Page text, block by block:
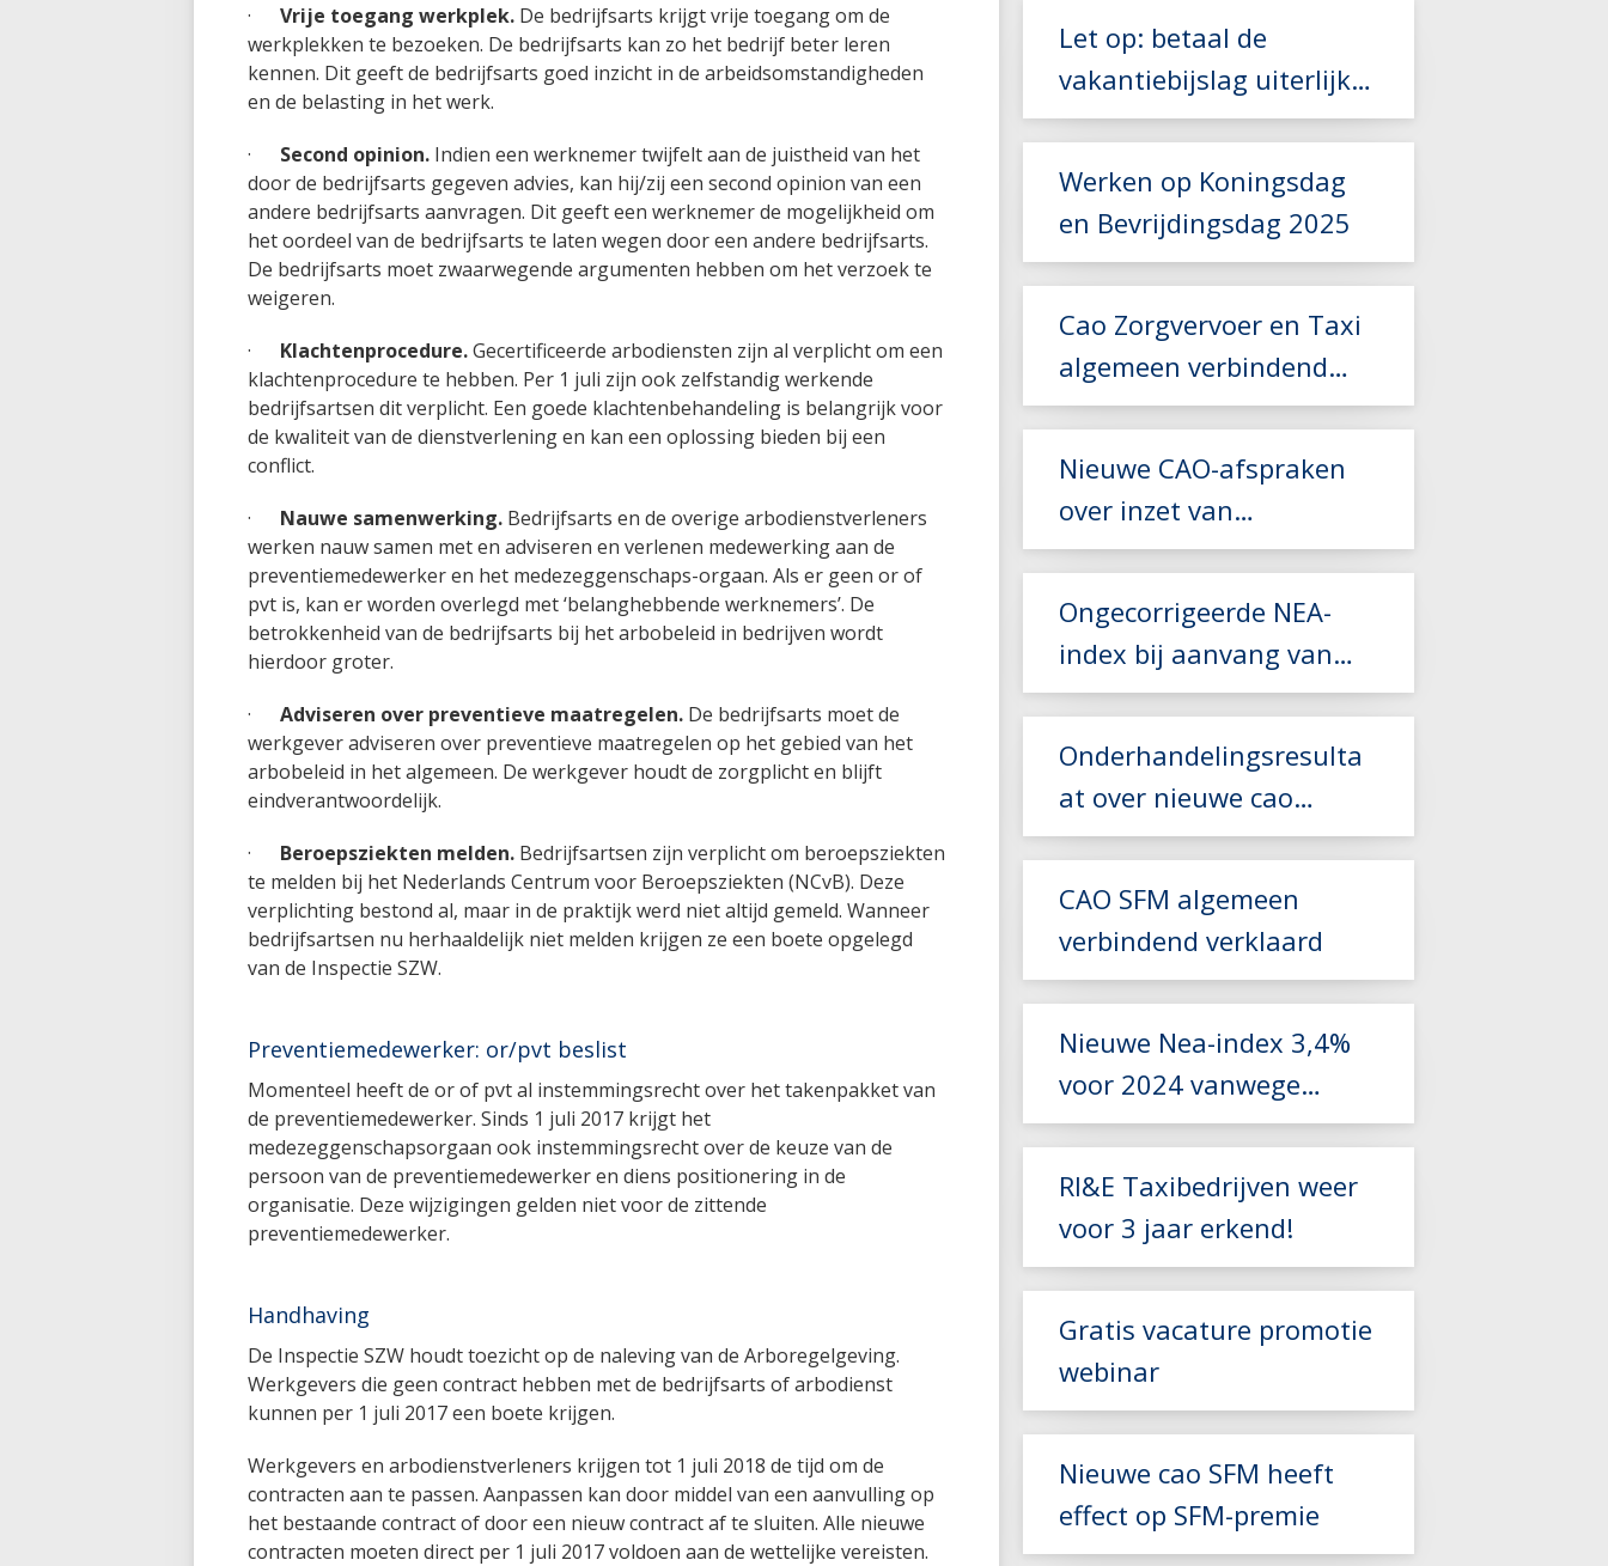
· Vrije toegang werkplek. De bedrijfsarts krijgt vrije toegang om de
werkplekken te bezoeken. De bedrijfsarts kan zo het bedrijf beter leren
kennen. Dit geeft de bedrijfsarts goed inzicht in de arbeidsomstandigheden
en de belasting in het werk.
· Second opinion. Indien een werknemer twijfelt aan de juistheid van het
door de bedrijfsarts gegeven advies, kan hij/zij een second opinion van een
andere bedrijfsarts aanvragen. Dit geeft een werknemer de mogelijkheid om
het oordeel van de bedrijfsarts te laten wegen door een andere bedrijfsarts.
De bedrijfsarts moet zwaarwegende argumenten hebben om het verzoek te
weigeren.
· Klachtenprocedure.Gecertificeerde arbodiensten zijn al verplicht om een
klachtenprocedure te hebben. Per 1 juli zijn ook zelfstandig werkende
bedrijfsartsen dit verplicht. Een goede klachtenbehandeling is belangrijk voor
de kwaliteit van de dienstverlening en kan een oplossing bieden bij een
conflict.
· Nauwe samenwerking. Bedrijfsarts en de overige arbodienstverleners
werken nauw samen met en adviseren en verlenen medewerking aan de
preventiemedewerker en het medezeggenschaps-orgaan. Als er geen or of
pvt is, kan er worden overlegd met ‘belanghebbende werknemers’. De
betrokkenheid van de bedrijfsarts bij het arbobeleid in bedrijven wordt
hierdoor groter.
· Adviseren over preventieve maatregelen. De bedrijfsarts moet de
werkgever adviseren over preventieve maatregelen op het gebied van het
arbobeleid in het algemeen. De werkgever houdt de zorgplicht en blijft
eindverantwoordelijk.
· Beroepsziekten melden. Bedrijfsartsen zijn verplicht om beroepsziekten
te melden bij het Nederlands Centrum voor Beroepsziekten (NCvB). Deze
verplichting bestond al, maar in de praktijk werd niet altijd gemeld. Wanneer
bedrijfsartsen nu herhaaldelijk niet melden krijgen ze een boete opgelegd
van de Inspectie SZW.
Preventiemedewerker: or/pvt beslist
Momenteel heeft de or of pvt al instemmingsrecht over het takenpakket van
de preventiemedewerker. Sinds 1 juli 2017 krijgt het
medezeggenschapsorgaan ook instemmingsrecht over de keuze van de
persoon van de preventiemedewerker en diens positionering in de
organisatie. Deze wijzigingen gelden niet voor de zittende
preventiemedewerker.
Handhaving
De Inspectie SZW houdt toezicht op de naleving van de Arboregelgeving.
Werkgevers die geen contract hebben met de bedrijfsarts of arbodienst
kunnen per 1 juli 2017 een boete krijgen.
Werkgevers en arbodienstverleners krijgen tot 1 juli 2018 de tijd om de
contracten aan te passen. Aanpassen kan door middel van een aanvulling op
het bestaande contract of door een nieuw contract af te sluiten. Alle nieuwe
contracten moeten direct per 1 juli 2017 voldoen aan de wettelijke vereisten.
Let op: betaal de
vakantiebijslag uiterlijk
31 mei
Werken op Koningsdag
en Bevrijdingsdag 2025
Lees meer
Cao Zorgvervoer en Taxi
algemeen verbindend
verklaard
Lees meer
Nieuwe CAO-afspraken
over inzet van
kaderleden
Ongecorrigeerde NEA-
index bij aanvang van
een nieuw
Lees meer
Onderhandelingsresulta
at over nieuwe cao
Zorgvervoer en Taxi
CAO SFM algemeen
verbindend verklaard
Nieuwe Nea-index 3,4%
voor 2024 vanwege
foutieve berekening
RI&E Taxibedrijven weer
voor 3 jaar erkend!
Lees meer
Gratis vacature promotie
webinar
Nieuwe cao SFM heeft
effect op SFM-premie